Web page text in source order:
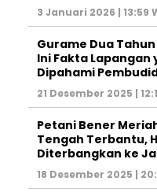
3 Januari 2026 | 13:59
Gurame Dua
Ini Fakta Lapangan
Dipahami
21 Desember 2025 |
Petani Bener
Tengah Terbantu,
Diterbangkan ke
18 Desember 2025 |